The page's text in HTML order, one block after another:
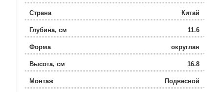
Страна Китай
Глубина, см 11.6
Форма округлая
Высота, см 16.8
Монтаж Подвесной